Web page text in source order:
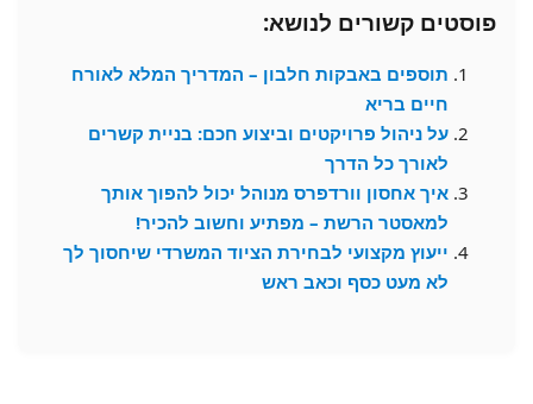
פוסטים קשורים לנושא:
תוספים באבקות חלבון – המדריך המלא לאורח
חיים בריא
על ניהול פרויקטים וביצוע חכם: בניית קשרים
לאורך כל הדרך
איך אחסון וורדפרס מנוהל יכול להפוך אותך
למאסטר הרשת – מפתיע וחשוב להכיר!
ייעוץ מקצועי לבחירת הציוד המשרדי שיחסוך לך
לא מעט כסף וכאב ראש